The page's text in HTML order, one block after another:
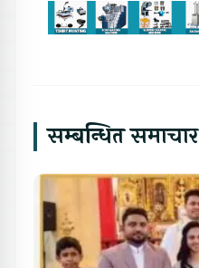
सम्बन्धित समाचार